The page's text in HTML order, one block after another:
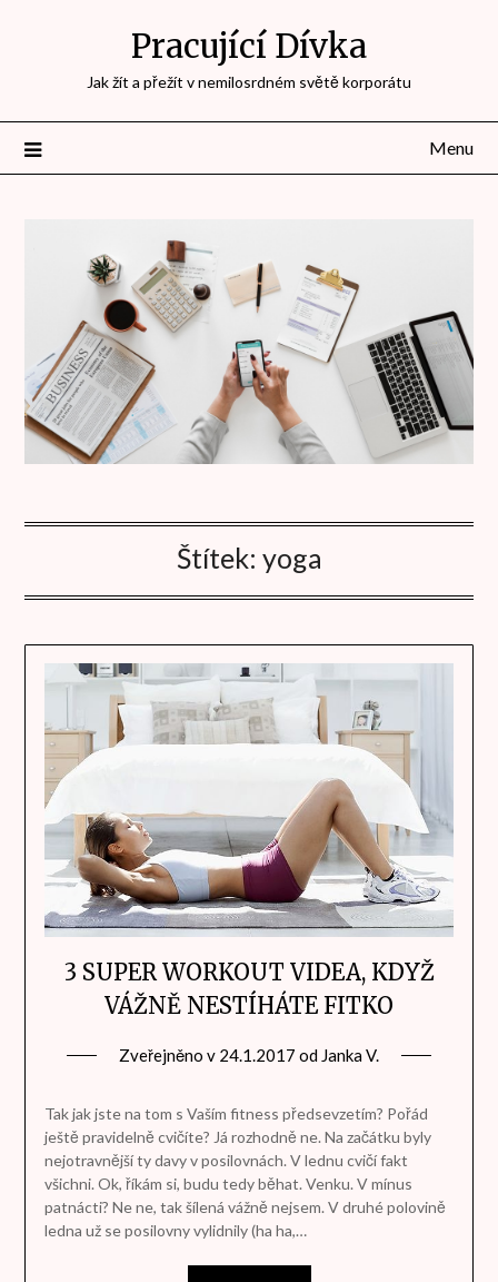
Pracující Dívka
Jak žít a přežít v nemilosrdném světě korporátu
Menu
Štítek: yoga
3 SUPER WORKOUT VIDEA, KDYŽ
VÁŽNĚ NESTÍHÁTE FITKO
Zveřejněno v 24.1.2017 od Janka V.
Tak jak jste na tom s Vaším fitness předsevzetím? Pořád
ještě pravidelně cvičíte? Já rozhodně ne. Na začátku byly
nejotravnější ty davy v posilovnách. V lednu cvičí fakt
všichni. Ok, říkám si, budu tedy běhat. Venku. V mínus
patnácti? Ne ne, tak šílená vážně nejsem. V druhé polovině
ledna už se posilovny vylidnily (ha ha,…